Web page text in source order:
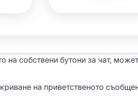
на собствени бутони за чат,
на приветственото